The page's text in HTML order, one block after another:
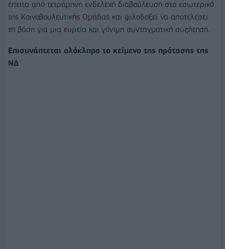
έπειτα από τετράμηνη ενδελεχή διαβούλευση στο εσωτερικό
της Κοινοβουλευτικής Ομάδας και φιλοδοξεί να αποτελέσει
τη βάση για μια ευρεία και γόνιμη συνταγματική συζήτηση.
Επισυνάπτεται ολόκληρο το κείμενο της πρότασης της
ΝΔ